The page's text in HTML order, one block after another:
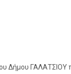
Δήμου ΓΑΛΑΤΣΙΟΥ